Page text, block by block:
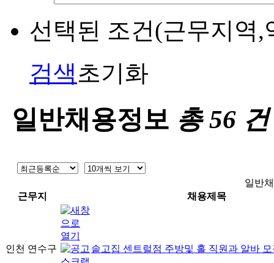
선택된 조건(근무지역
검색초기화
일반채용정보 총56 건
일반
근무지
채용제목
인천 연수구 솥고집 센트럴점 주방및 홀 직원과 알바 모